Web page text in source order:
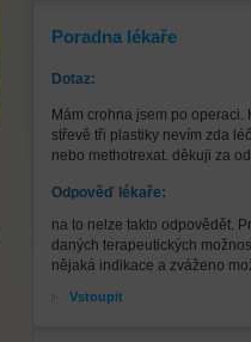
Poradna lékaře
Dotaz:
Mám crohna jsem po operaci.
střevě tři plastiky nevím zda
nebo methotrexat. děkuji za
Odpověď lékaře:
na to nelze takto odpovědět.
daných terapeutických
nějaká indikace a zváženo
Vstoupit